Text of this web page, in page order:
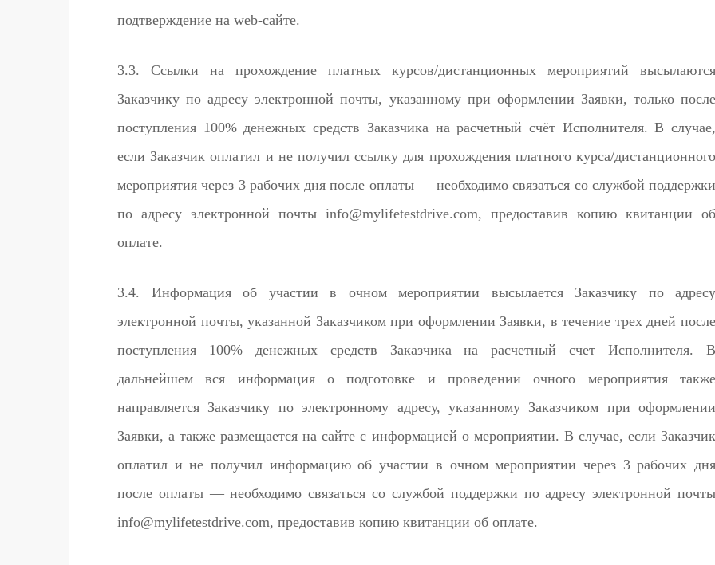
подтверждение на web-сайте.
3.3. Ссылки на прохождение платных курсов/дистанционных мероприятий высылаются
Заказчику по адресу электронной почты, указанному при оформлении Заявки, только после
поступления 100% денежных средств Заказчика на расчетный счёт Исполнителя. В случае,
если Заказчик оплатил и не получил ссылку для прохождения платного курса/дистанционного
мероприятия через 3 рабочих дня после оплаты — необходимо связаться со службой поддержки
по адресу электронной почты info@mylifetestdrive.com, предоставив копию квитанции об
оплате.
3.4. Информация об участии в очном мероприятии высылается Заказчику по адресу
электронной почты, указанной Заказчиком при оформлении Заявки, в течение трех дней после
поступления 100% денежных средств Заказчика на расчетный счет Исполнителя. В
дальнейшем вся информация о подготовке и проведении очного мероприятия также
направляется Заказчику по электронному адресу, указанному Заказчиком при оформлении
Заявки, а также размещается на сайте с информацией о мероприятии. В случае, если Заказчик
оплатил и не получил информацию об участии в очном мероприятии через 3 рабочих дня
после оплаты — необходимо связаться со службой поддержки по адресу электронной почты
info@mylifetestdrive.com, предоставив копию квитанции об оплате.